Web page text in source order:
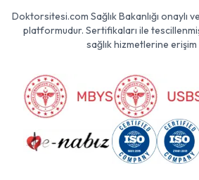
Doktorsitesi.com Sağlık Bakanlığı onaylı
platformudur. Sertifikaları ile
sağlık hizmetlerine